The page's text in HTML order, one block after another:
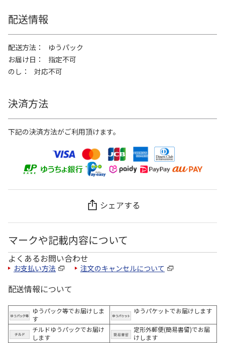
配送情報
配送方法
ゆうパック
お届け日
指定不可
のし
対応不可
決済方法
下記の決済方法がご利用頂けます。
シェアする
マークや記載内容について
よくあるお問い合わせ
お支払い方法 注文のキャンセルについて
配送情報について
ゆうパック等でお届けしま
す
ゆうパケットでお届けします
チルドゆうパックでお届け
します
定形外郵便(簡易書留)でお届
けします